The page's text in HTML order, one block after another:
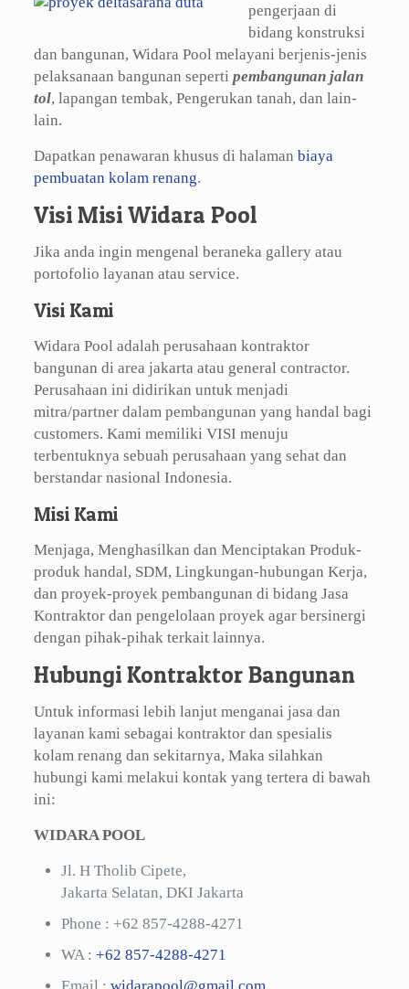
pengerjaan di
bidang konstruksi
dan bangunan, Widara Pool melayani berjenis-jenis
pelaksanaan bangunan seperti pembangunan jalan
tol, lapangan tembak, Pengerukan tanah, dan lain-
lain.
Dapatkan penawaran khusus di halaman biaya
pembuatan kolam renang.
Visi Misi Widara Pool
Jika anda ingin mengenal beraneka gallery atau
portofolio layanan atau service.
Visi Kami
Widara Pool adalah perusahaan kontraktor
bangunan di area jakarta atau general contractor.
Perusahaan ini didirikan untuk menjadi
mitra/partner dalam pembangunan yang handal bagi
customers. Kami memiliki VISI menuju
terbentuknya sebuah perusahaan yang sehat dan
berstandar nasional Indonesia.
Misi Kami
Menjaga, Menghasilkan dan Menciptakan Produk-
produk handal, SDM, Lingkungan-hubungan Kerja,
dan proyek-proyek pembangunan di bidang Jasa
Kontraktor dan pengelolaan proyek agar bersinergi
dengan pihak-pihak terkait lainnya.
Hubungi Kontraktor Bangunan
Untuk informasi lebih lanjut menganai jasa dan
layanan kami sebagai kontraktor dan spesialis
kolam renang dan sekitarnya, Maka silahkan
hubungi kami melakui kontak yang tertera di bawah
ini:
WIDARA POOL
Jl. H Tholib Cipete,
Jakarta Selatan, DKI Jakarta
Phone : +62 857-4288-4271
WA : +62 857-4288-4271